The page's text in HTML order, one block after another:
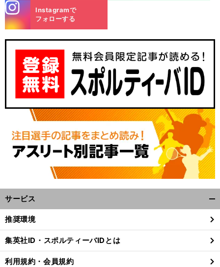
m
Instagramで
フォローする
サービス
閉
る
推奨環境
集英社ID・スポルティーバIDとは
利用規約・会員規約